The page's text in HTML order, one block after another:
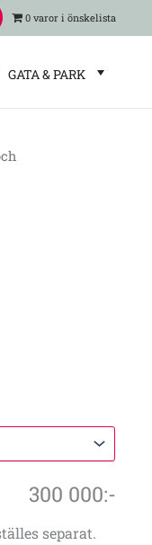
0 varor
GATA & PARK
300 000:-
separat.